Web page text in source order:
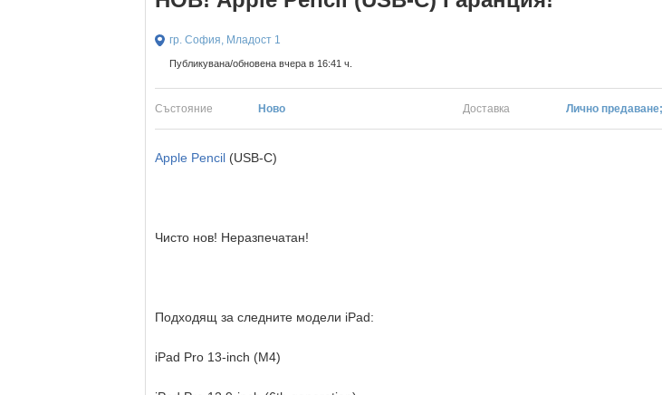
гр. София, Младост 1
Публикувана/обновена вчера в 16:41 ч.
Състояние Ново Доставка Лично
Apple Pencil (USB-C)
Чисто нов! Неразпечатан!
Подходящ за следните модели iPad:
iPad Pro 13-inch (M4)